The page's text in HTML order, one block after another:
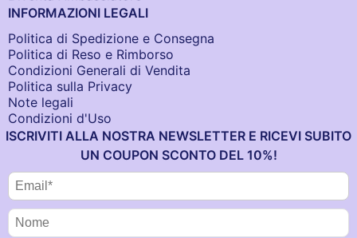
INFORMAZIONI LEGALI
Politica di Spedizione e Consegna
Politica di Reso e Rimborso
Condizioni Generali di Vendita
Politica sulla Privacy
Note legali
Condizioni d'Uso
ISCRIVITI ALLA NOSTRA NEWSLETTER E RICEVI SUBITO
UN COUPON SCONTO DEL 10%!